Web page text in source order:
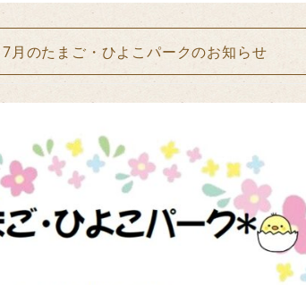
のたまご・ひよこパークのお知らせ